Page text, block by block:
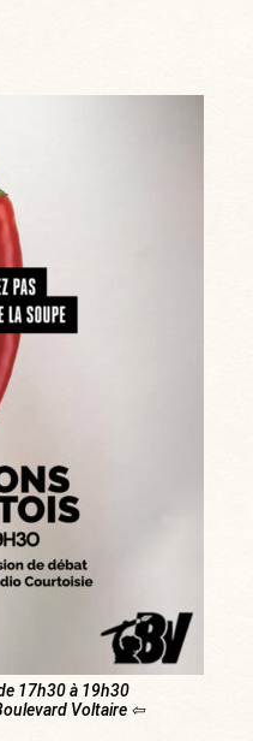
17h30 à 19h30
Voltaire ⇦